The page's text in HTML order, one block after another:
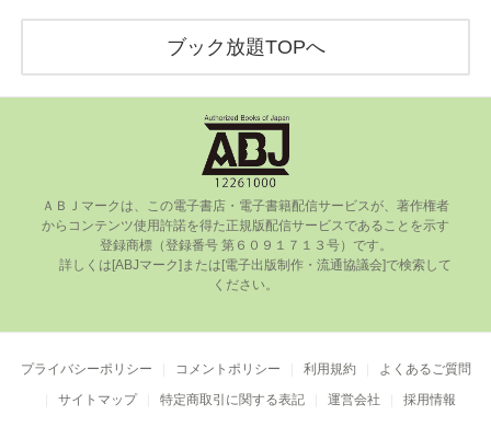
ブック放題TOPへ
ＡＢＪマークは、この電⼦書店・電⼦書籍配信サービスが、著作権者
からコンテンツ使⽤許諾を得た正規版配信サービスであることを⽰す
登録商標（登録番号 第６０９１７１３号）です。
ください。
プライバシーポリシー コメントポリシー 利用規約
よくあるご質問
サイトマップ
特定商取引に関する表記 運営会社 採用情報